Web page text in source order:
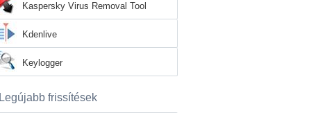
Kaspersky Virus Removal Tool
Kdenlive
Keylogger
Legújabb frissítések